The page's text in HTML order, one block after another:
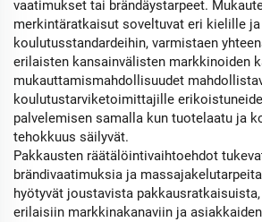
vaatimukset tai brändäystarpeet.
merkintäratkaisut soveltuvat eri kielille ja
koulutusstandardeihin, varmistaen
erilaisten kansainvälisten markkinoiden
mukauttamismahdollisuudet
koulutustarviketoimittajille
palvelemisen samalla kun tuotelaatu ja
tehokkuus säilyvät.
Pakkausten räätälöintivaihtoehdot
brändivaatimuksia ja
hyötyvät joustavista
erilaisiin markkinakanaviin ja